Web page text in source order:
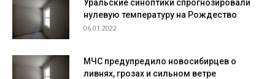
Уральские синоптики спрогнозировали
нулевую температуру на Рождество
06.01.2022
МЧС предупредило новосибирцев о
ливнях, грозах и сильном ветре